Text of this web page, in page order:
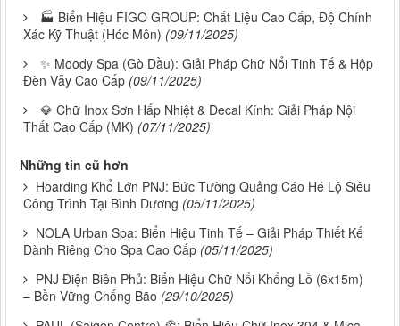
🏭 Biển Hiệu FIGO GROUP: Chất Liệu Cao Cấp, Độ Chính
Xác Kỹ Thuật (Hóc Môn) (09/11/2025)
✨ Moody Spa (Gò Dầu): Giải Pháp Chữ Nổi Tinh Tế & Hộp
Đèn Vẫy Cao Cấp (09/11/2025)
💎 Chữ Inox Sơn Hấp Nhiệt & Decal Kính: Giải Pháp Nội
Thất Cao Cấp (MK) (07/11/2025)
Những tin cũ hơn
Hoarding Khổ Lớn PNJ: Bức Tường Quảng Cáo Hé Lộ Siêu
Công Trình Tại Bình Dương (05/11/2025)
NOLA Urban Spa: Biển Hiệu Tinh Tế – Giải Pháp Thiết Kế
Dành Riêng Cho Spa Cao Cấp (05/11/2025)
PNJ Điện Biên Phủ: Biển Hiệu Chữ Nổi Khổng Lồ (6x15m)
– Bền Vững Chống Bão (29/10/2025)